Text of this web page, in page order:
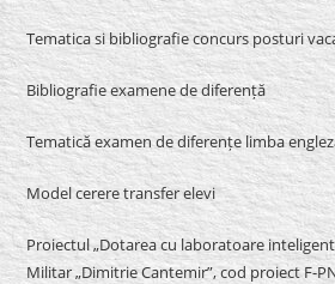
Tematica si bibliografie concurs posturi
Bibliografie examene de diferență
Tematică examen de diferențe limba
Model cerere transfer elevi
Proiectul „Dotarea cu laboratoare
Militar „Dimitrie Cantemir”, cod proiect F-